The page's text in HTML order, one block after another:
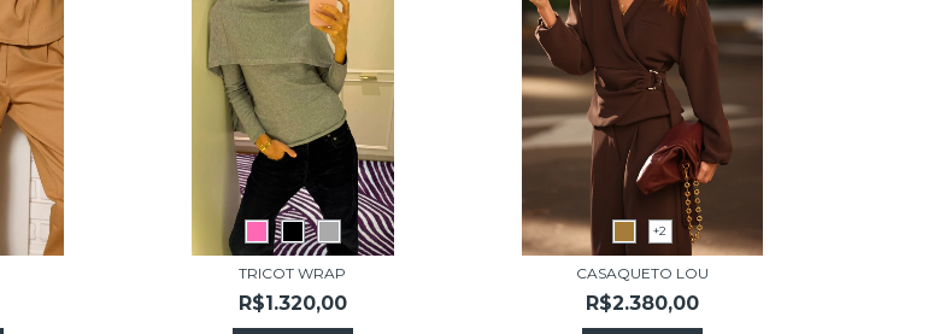
TRICOT WRAP
R$1.320,00
+2
CASAQUETO LOU
R$2.380,00